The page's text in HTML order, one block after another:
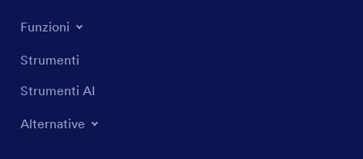
Funzioni
Strumenti
Strumenti AI
Alternative